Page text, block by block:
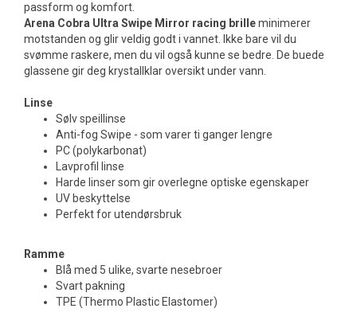
passform og komfort.
Arena Cobra Ultra Swipe Mirror racing brilleminimerer
motstanden og glir veldig godt i vannet. Ikke bare vil du
svømme raskere, men du vil også kunne se bedre. De buede
glassene gir deg krystallklar oversikt under vann.
Linse
Sølv speillinse
Anti-fog Swipe - som varer ti ganger lengre
PC (polykarbonat)
Lavprofil linse
Harde linser som gir overlegne optiske egenskaper
UV beskyttelse
Perfekt for utendørsbruk
Ramme
Blå med 5 ulike, svarte nesebroer
Svart pakning
TPE (Thermo Plastic Elastomer)